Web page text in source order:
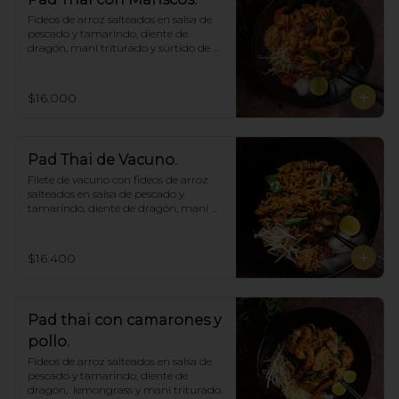
Fideos de arroz salteados en salsa de
pescado y tamarindo, diente de
dragón, maní triturado y surtido de
$16.000
Pad Thai de Vacuno.
Filete de vacuno con fideos de arroz
salteados en salsa de pescado y
tamarindo, diente de dragón, maní
$16.400
Pad thai con camarones y
pollo.
Fideos de arroz salteados en salsa de
pescado y tamarindo, diente de
dragón,  lemongrass y maní triturado.